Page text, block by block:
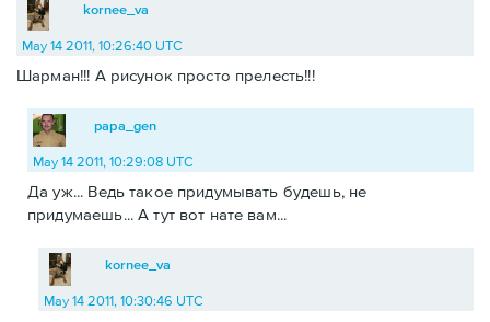
kornee_va
May 14 2011, 10:26:40 UTC
Шарман!!! А рисунок просто прелесть!!!
papa_gen
May 14 2011, 10:29:08 UTC
Да уж... Ведь такое придумывать будешь, не
придумаешь... А тут вот нате вам...
kornee_va
May 14 2011, 10:30:46 UTC